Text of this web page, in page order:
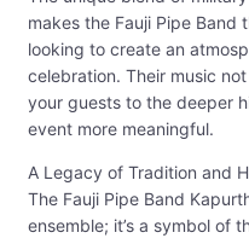
makes the Fauji Pipe
looking to create an
celebration. Their music
your guests to the deeper
event more meaningful.
A Legacy of Tradition and
The Fauji Pipe Band
ensemble; it’s a symbol of